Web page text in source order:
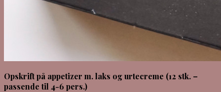
Opskrift på appetizer m. laks og urtecreme (12 stk. –
passende til 4-6 pers.)